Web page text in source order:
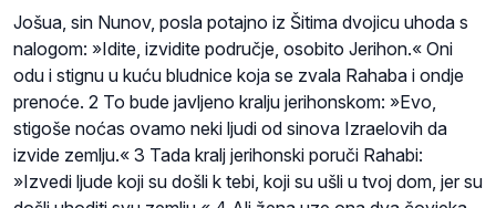
Jošua, sin Nunov, posla potajno iz Šitima dvojicu uhoda s
nalogom: »Idite, izvidite područje, osobito Jerihon.« Oni
odu i stignu u kuću bludnice koja se zvala Rahaba i ondje
prenoće. 2 To bude javljeno kralju jerihonskom: »Evo,
stigoše noćas ovamo neki ljudi od sinova Izraelovih da
izvide zemlju.« 3 Tada kralj jerihonski poruči Rahabi:
»Izvedi ljude koji su došli k tebi, koji su ušli u tvoj dom, jer su